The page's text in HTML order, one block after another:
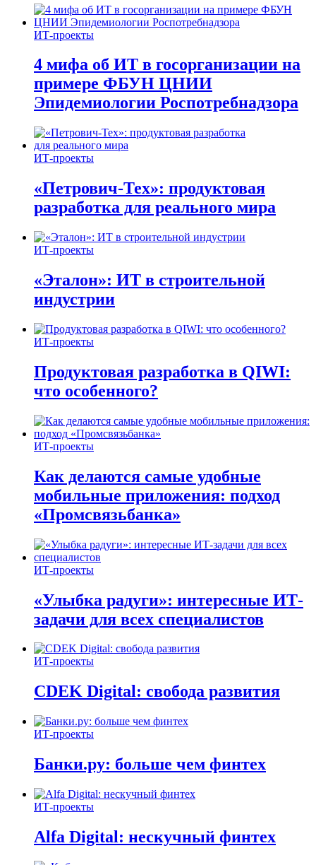
ИТ-проекты
4 мифа об ИТ в госорганизации на
примере ФБУН ЦНИИ
Эпидемиологии Роспотребнадзора
ИТ-проекты
«Петрович-Тех»: продуктовая
разработка для реального мира
ИТ-проекты
«Эталон»: ИТ в строительной
индустрии
ИТ-проекты
Продуктовая разработка в QIWI:
что особенного?
ИТ-проекты
Как делаются самые удобные
мобильные приложения: подход
«Промсвязьбанка»
ИТ-проекты
«Улыбка радуги»: интересные ИТ-
задачи для всех специалистов
ИТ-проекты
CDEK Digital: свобода развития
ИТ-проекты
Банки.ру: больше чем финтех
ИТ-проекты
Alfa Digital: нескучный финтех